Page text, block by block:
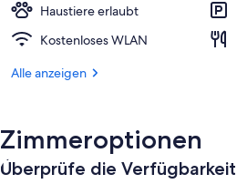
Haustiere erlaubt
Kostenloses WLAN
Alle anzeigen
Zimmeroptionen
Überprüfe die